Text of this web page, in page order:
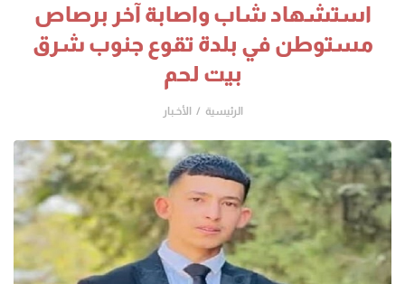
استشهاد شاب واصابة آخر برصاص
مستوطن في بلدة تقوع جنوب شرق
بيت لحم
الرئيسية الأخـبار